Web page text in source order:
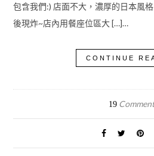
包含我們:) 店面不大，濃厚的日本風
後現炸~店內用餐座位區大 […]…
CONTINUE
19